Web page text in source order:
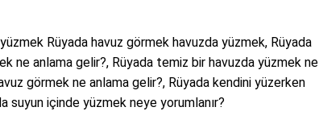
Rüyada havuz görmek havuzda yüzmek, Rüyada
ne anlama gelir?, Rüyada temiz bir havuzda yüzmek ne
görmek ne anlama gelir?, Rüyada kendini yüzerken
suyun içinde yüzmek neye yorumlanır?